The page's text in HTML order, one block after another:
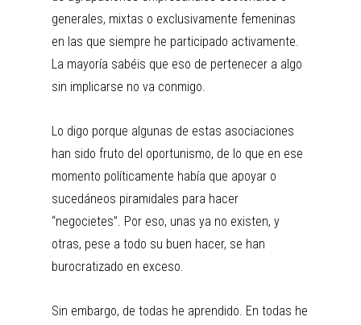
generales, mixtas o exclusivamente femeninas
en las que siempre he participado activamente.
La mayoría sabéis que eso de pertenecer a algo
sin implicarse no va conmigo.
Lo digo porque algunas de estas asociaciones
han sido fruto del oportunismo, de lo que en ese
momento políticamente había que apoyar o
sucedáneos piramidales para hacer
“negocietes”. Por eso, unas ya no existen, y
otras, pese a todo su buen hacer, se han
burocratizado en exceso.
Sin embargo, de todas he aprendido. En todas he